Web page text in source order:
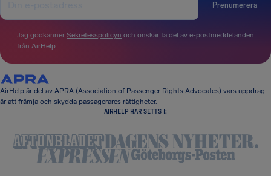
Prenumerera
Jag godkänner Sekretesspolicyn och önskar ta del av e-postmeddelanden
från AirHelp.
AirHelp är del av APRA (Association of Passenger Rights Advocates) vars uppdrag
är att främja och skydda passagerares rättigheter.
AIRHELP HAR SETTS I: